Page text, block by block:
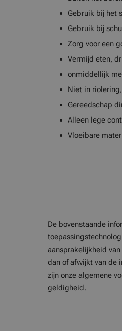
Gebruik bij het
Gebruik bij
Zorg voor een
Vermijd eten,
onmiddellijk
Niet in
Gereedschap
Alleen lege
Vloeibare
De bovenstaande
aansprakelijkheid
dan of afwijkt van de
zijn onze algemene
geldigheid.